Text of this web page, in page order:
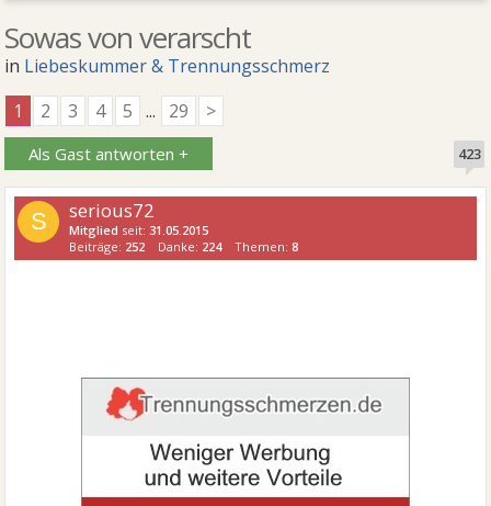
Sowas von verarscht
in Liebeskummer & Trennungsschmerz
1
2 3 4 5 ... 29 >
Als Gast antworten + 423
S serious72
Mitglied seit:31.05.2015
Beiträge: 252 Danke: 224 Themen:8